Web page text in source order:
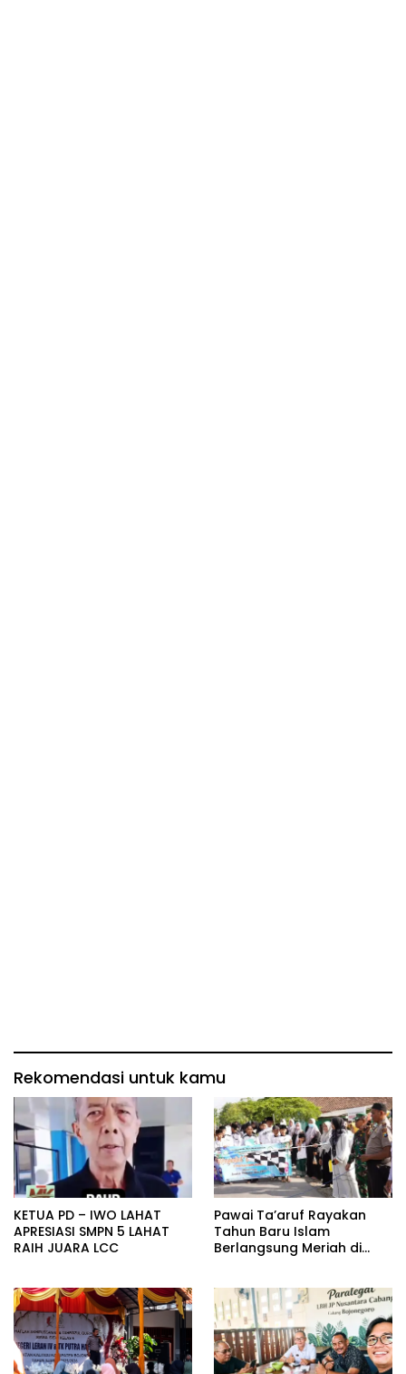
Rekomendasi untuk kamu
KETUA PD – IWO LAHAT
APRESIASI SMPN 5 LAHAT
RAIH JUARA LCC
Pawai Ta’aruf Rayakan
Tahun Baru Islam
Berlangsung Meriah di